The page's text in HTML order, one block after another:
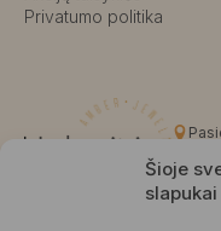
Šioje
slapukai
Privatumo politika